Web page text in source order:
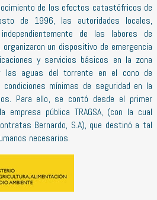
de los efectos catastófricos de
de 1996, las autoridades locales,
de las labores de
un dispositivo de emergencia
y servicios básicos en la zona
las aguas del torrente en el cono de
mínimas de seguridad en la
Para ello, se contó desde el primer
empresa pública TRAGSA, (con la cual
Bernardo, S.A), que destinó a tal
necesarios.